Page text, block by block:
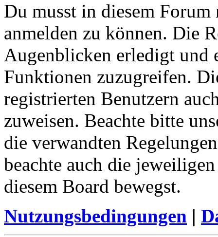
Du musst in diesem
anmelden zu können. Die
Augenblicken erledigt und
Funktionen zuzugreifen.
registrierten Benutzern
zuweisen. Beachte bitte
die verwandten
beachte auch die
diesem Board bewegst.
Nutzungsbedingungen |